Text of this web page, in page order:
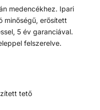
medencékhez. Ipari
minőségű, erősített
5 év garanciával.
felszerelve.
tető